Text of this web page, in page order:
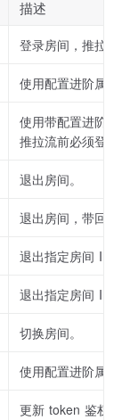
描述
登录房间，推拉
使用配置进阶属
使用带配置进阶
推拉流前必须登
退出房间。
退出房间，带回
退出指定房间 ID
退出指定房间 ID
切换房间。
使用配置进阶属
更新 token 鉴权